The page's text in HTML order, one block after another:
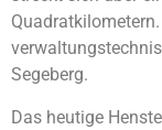
Segeberg.
Das heutige